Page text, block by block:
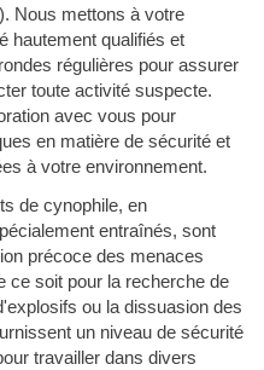
Nous mettons à votre
hautement qualifiés et
régulières pour assurer
toute activité suspecte.
avec vous pour
en matière de sécurité et
à votre environnement.
de cynophile, en
entraînés, sont
précoce des menaces
ce soit pour la recherche de
ou la dissuasion des
un niveau de sécurité
travailler dans divers